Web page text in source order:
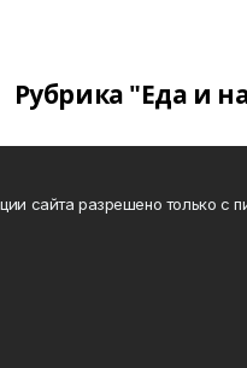
Рубрика "Еда и
сайта разрешено только с